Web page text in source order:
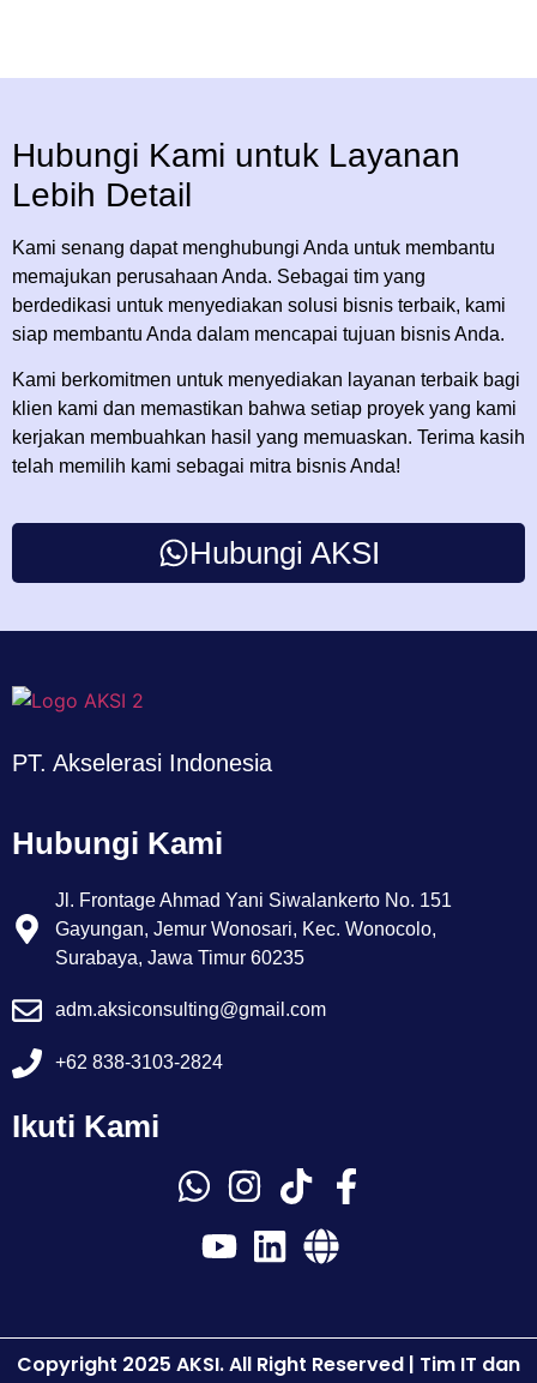
Hubungi Kami untuk Layanan
Lebih Detail
Kami senang dapat menghubungi Anda untuk membantu
memajukan perusahaan Anda. Sebagai tim yang
berdedikasi untuk menyediakan solusi bisnis terbaik, kami
siap membantu Anda dalam mencapai tujuan bisnis Anda.
Kami berkomitmen untuk menyediakan layanan terbaik bagi
klien kami dan memastikan bahwa setiap proyek yang kami
kerjakan membuahkan hasil yang memuaskan. Terima kasih
telah memilih kami sebagai mitra bisnis Anda!
Hubungi AKSI
PT. Akselerasi Indonesia
Hubungi Kami
Jl. Frontage Ahmad Yani Siwalankerto No. 151
Gayungan, Jemur Wonosari, Kec. Wonocolo,
Surabaya, Jawa Timur 60235
adm.aksiconsulting@gmail.com
+62 838-3103-2824
Ikuti Kami
Copyright 2025 AKSI. All Right Reserved | Tim IT dan